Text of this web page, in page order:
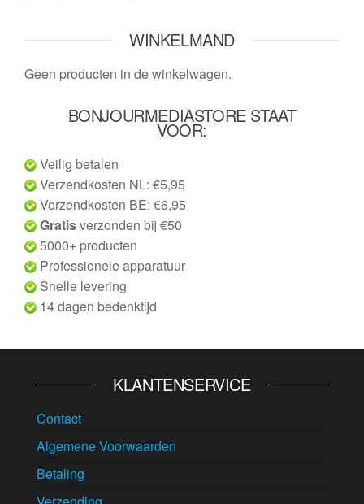
WINKELMAND
Geen producten in de winkelwagen.
BONJOURMEDIASTORE STAAT
VOOR:
Veilig betalen
Verzendkosten NL: €5,95
Verzendkosten BE: €6,95
Gratisverzonden bij €50
5000+ producten
Professionele apparatuur
Snelle levering
14 dagen bedenktijd
KLANTENSERVICE
Contact
Algemene Voorwaarden
Betaling